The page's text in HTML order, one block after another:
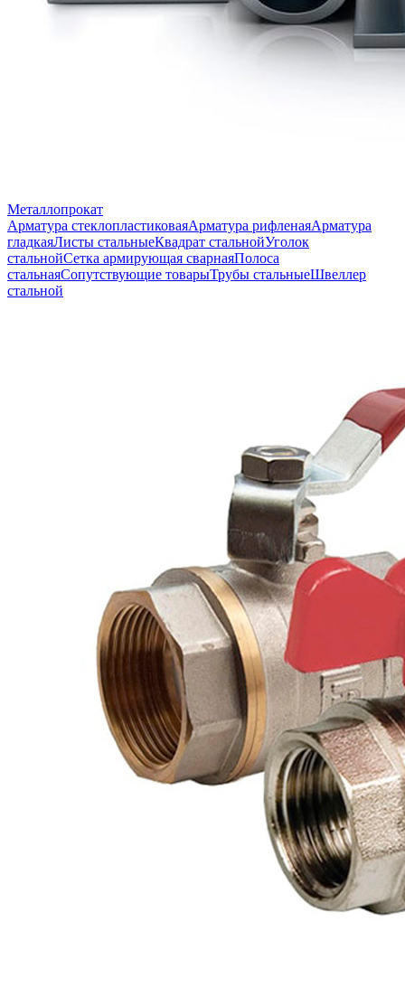
Металлопрокат
Арматура стеклопластиковаяАрматура рифленаяАрматура
гладкаяЛисты стальныеКвадрат стальнойУголок
стальнойСетка армирующая сварнаяПолоса
стальнаяСопутствующие товарыТрубы стальныеШвеллер
стальной